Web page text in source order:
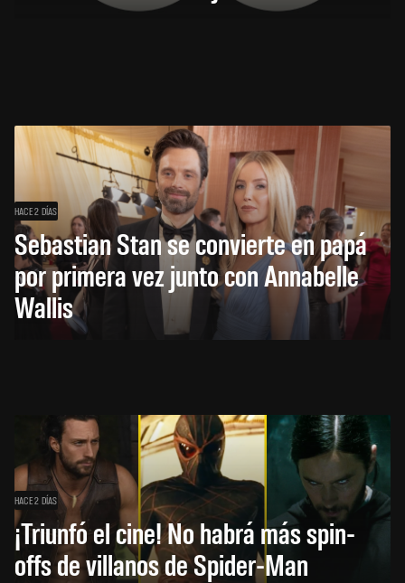
HACE 2 DÍAS
Sebastian Stan se convierte en papá
por primera vez junto con Annabelle
Wallis
HACE 2 DÍAS
¡Triunfó el cine! No habrá más spin-
offs de villanos de Spider-Man